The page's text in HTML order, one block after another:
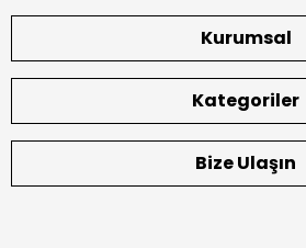
Kurumsal
Kategoriler
Bize Ulaşın